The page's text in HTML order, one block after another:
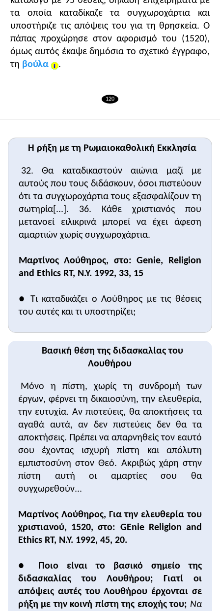
για μαζική έκδοση και πώληση εγγράφων άφεσης
αμαρτιών. Ο προκλητικός τρόπος διάθεσης των
εγγράφων αυτών από τον μοναχό Τέντζελ και η
διακήρυξή του ότι μόλις ακουσιεί ο ήχος από τα
χρήματα που πληρώνονται για το συγχωροχάρτι, οι
κατά της Μεταρρύθμισης.
2. Πρόσθετα παραθέματα
• Τοπρώτο πρόσθετο παράθεμααναφέρεται στο
πνευματικό και ψυχολογικό πρόβλημα στα τέλη του
Μεσαίωνα. Η περίοδος της Αναγέννησης είναι
μεταβατική και οι άνθρωποι, όταν αντιμετωπίζουν
νέες καταστάσεις, άγνωστες σ' αυτούς,
αισθάνονται φόβο και αγωνία για το μέλλον. Έτσι, η
πρόσφορο έδαφος για να κυριεύσουν τον
άνθρωπο και να του προκαλέσουν πνευματική
• Τοδεύτερο πρόσθετο παράθεμα(Ιωάννης
Καλβίνος) θα αξιοποιηθεί κατά τη συζήτηση των
3. Εικονογραφικό υλικό
εικόνα Το πλοίο των τρελών είναι
πίνακας του Mπος. Πρόκειται για αλληγορία
εποχής, αλληγορία για τους χριστιανούς που
βρίσκονται σε πνευματική σύγχυση. Το θέμα της
παραφροσύνης είναι μοτίβο συνηθισμένο τον 15ο
αι., ιδιαίτερα στη λογοτεχνία και συνδέεται με τη
διαφθορά του κλήρου. Είναι χαρακτηριστικό ότι
στην εικόνα φαίνεται να πρωταγωνιστούν ένας
μοναχός και μια μοναχή. Για την αξιοποίηση της
εικόνας βλ. Επισημάνσεις για την πορεία
διδασκαλίας.
• Με τις επόμενες
εσωτερικό ενός καλβινικού ναού) συγκρίνεται ο
διάκοσμος των δύο λατρευτικών χώρων. Οι
μαθητές είναι εύκολο με βάση το σχετικό πίνακα να
εξηγήσουν τις διαφορές.
Προτεσταντώνπαρουσιάζει με ευσύνοπτο τρόπο
τις διαφορές του καθολικού δόγματος από το
προτεσταντικό. Ο διδάσκων και οι μαθητές
μπορούν να καταφεύγουν στον πίνακα αυτό για να
Κλείσιμο
τα οποία καταδίκαζε τα συγχωροχάρτια και
υποστήριζε τις απόψεις του για τη θρησκεία. Ο
πάπας προχώρησε στον αφορισμό του (1520),
όμως αυτός έκαψε δημόσια το σχετικό έγγραφο,
τη βούλα .
120
Η ρήξη με τη Ρωμαιοκαθολική Εκκλησία
32. Θα καταδικαστούν αιώνια μαζί με
αυτούς που τους διδάσκουν, όσοι πιστεύουν
ότι τα συγχωροχάρτια τους εξασφαλίζουν τη
σωτηρία[...]. 36. Κάθε χριστιανός που
μετανοεί ειλικρινά μπορεί να έχει άφεση
αμαρτιών χωρίς συγχωροχάρτια.
Μαρτίνος Λούθηρος, στο: Genie, Religion
and Ethics RT, N.Y. 1992, 33, 15
● Τι καταδικάζει ο Λούθηρος με τις θέσεις
του αυτές και τι υποστηρίζει;
Βασική θέση της διδασκαλίας του
Λουθήρου
Μόνο η πίστη, χωρίς τη συνδρομή των
έργων, φέρνει τη δικαιοσύνη, την ελευθερία,
την ευτυχία. Αν πιστεύεις, θα αποκτήσεις τα
αγαθά αυτά, αν δεν πιστεύεις δεν θα τα
αποκτήσεις. Πρέπει να απαρνηθείς τον εαυτό
σου έχοντας ισχυρή πίστη και απόλυτη
εμπιστοσύνη στον Θεό. Ακριβώς χάρη στην
πίστη αυτή οι αμαρτίες σου θα
συγχωρεθούν...
Μαρτίνος Λούθηρος, Για την ελευθερία του
χριστιανού, 1520, στο: GEnie Religion and
Ethics RT, N.Y. 1992, 45, 20.
● Ποιο είναι το βασικό σημείο της
διδασκαλίας του Λουθήρου; Γιατί οι
απόψεις αυτές του Λουθήρου έρχονται σε
ρήξη με την κοινή πίστη της εποχής του; Να